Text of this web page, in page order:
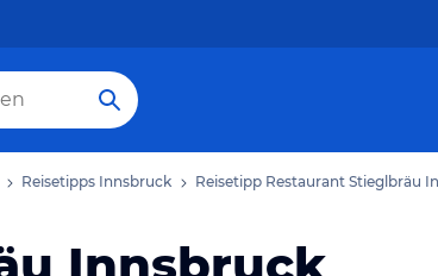
Reisetipps Innsbruck Reisetipp Restaurant Stieglbräu